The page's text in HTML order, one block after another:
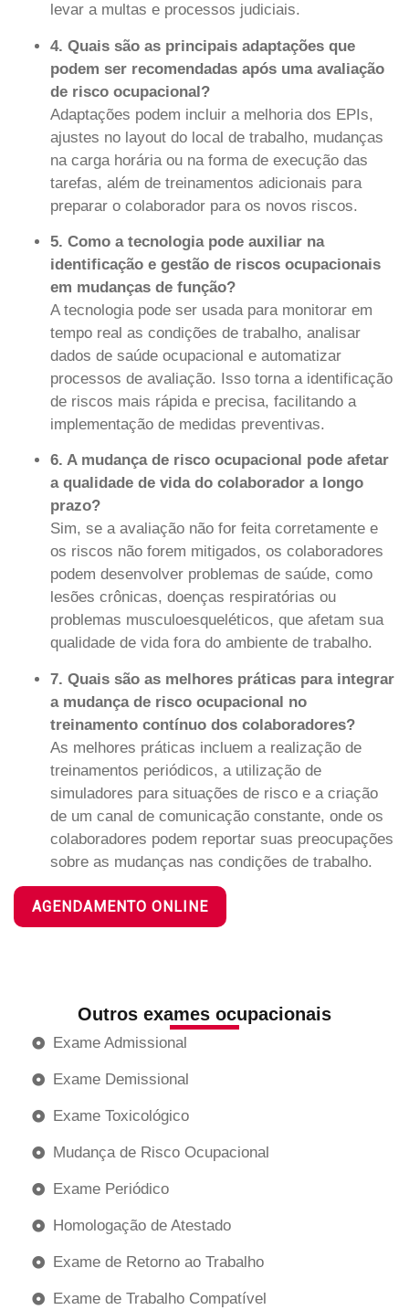
levar a multas e processos judiciais.
4. Quais são as principais adaptações que
podem ser recomendadas após uma avaliação
de risco ocupacional?
Adaptações podem incluir a melhoria dos EPIs,
ajustes no layout do local de trabalho, mudanças
na carga horária ou na forma de execução das
tarefas, além de treinamentos adicionais para
preparar o colaborador para os novos riscos.
5. Como a tecnologia pode auxiliar na
identificação e gestão de riscos ocupacionais
em mudanças de função?
A tecnologia pode ser usada para monitorar em
tempo real as condições de trabalho, analisar
dados de saúde ocupacional e automatizar
processos de avaliação. Isso torna a identificação
de riscos mais rápida e precisa, facilitando a
implementação de medidas preventivas.
6. A mudança de risco ocupacional pode afetar
a qualidade de vida do colaborador a longo
prazo?
Sim, se a avaliação não for feita corretamente e
os riscos não forem mitigados, os colaboradores
podem desenvolver problemas de saúde, como
lesões crônicas, doenças respiratórias ou
problemas musculoesqueléticos, que afetam sua
qualidade de vida fora do ambiente de trabalho.
7. Quais são as melhores práticas para integrar
a mudança de risco ocupacional no
treinamento contínuo dos colaboradores?
As melhores práticas incluem a realização de
treinamentos periódicos, a utilização de
simuladores para situações de risco e a criação
de um canal de comunicação constante, onde os
colaboradores podem reportar suas preocupações
sobre as mudanças nas condições de trabalho.
AGENDAMENTO ONLINE
Outros exames ocupacionais
Exame Admissional
Exame Demissional
Exame Toxicológico
Mudança de Risco Ocupacional
Exame Periódico
Homologação de Atestado
Exame de Retorno ao Trabalho
Exame de Trabalho Compatível